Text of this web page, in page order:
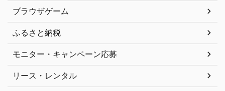
ブラウザゲーム
ふるさと納税
モニター・キャンペーン応募
リース・レンタル